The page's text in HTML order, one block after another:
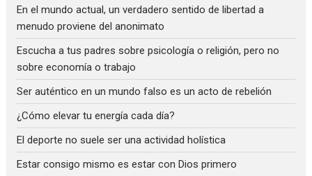
En el mundo actual, un verdadero sentido de libertad a
menudo proviene del anonimato
Escucha a tus padres sobre psicología o religión, pero no
sobre economía o trabajo
Ser auténtico en un mundo falso es un acto de rebelión
¿Cómo elevar tu energía cada día?
El deporte no suele ser una actividad holística
Estar consigo mismo es estar con Dios primero